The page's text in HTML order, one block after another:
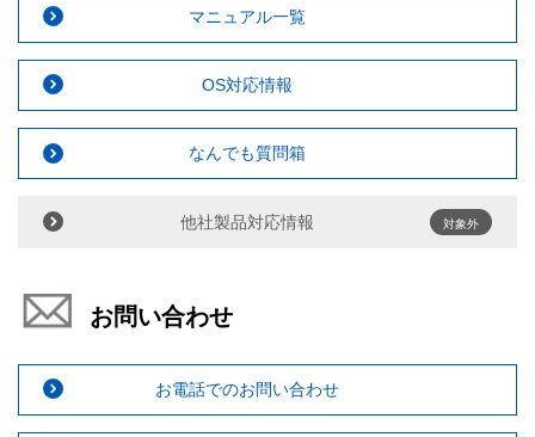
マニュアル一覧
OS対応情報
なんでも質問箱
他社製品対応情報 対象外
お問い合わせ
お電話でのお問い合わせ